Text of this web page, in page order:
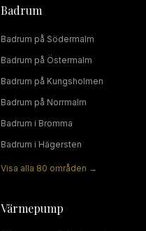
Badrum
Badrum på Södermalm
Badrum på Östermalm
Badrum på Kungsholmen
Badrum på Norrmalm
Badrum i Bromma
Badrum i Hägersten
Visa alla 80 områden →
Värmepump